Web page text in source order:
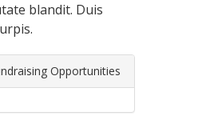
blandit. Duis
Opportunities